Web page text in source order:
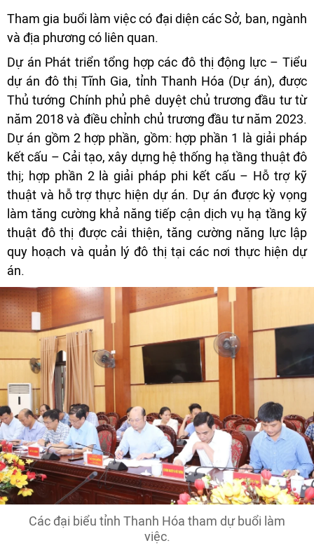
Tham gia buổi làm việc có đại diện các Sở, ban, ngành
và địa phương có liên quan.
Dự án Phát triển tổng hợp các đô thị động lực – Tiểu
dự án đô thị Tĩnh Gia, tỉnh Thanh Hóa (Dự án), được
Thủ tướng Chính phủ phê duyệt chủ trương đầu tư từ
năm 2018 và điều chỉnh chủ trương đầu tư năm 2023.
Dự án gồm 2 hợp phần, gồm: hợp phần 1 là giải pháp
kết cấu – Cải tạo, xây dựng hệ thống hạ tầng thuật đô
thị; hợp phần 2 là giải pháp phi kết cấu – Hỗ trợ kỹ
thuật và hỗ trợ thực hiện dự án. Dự án được kỳ vọng
làm tăng cường khả năng tiếp cận dịch vụ hạ tầng kỹ
thuật đô thị được cải thiện, tăng cường năng lực lập
quy hoạch và quản lý đô thị tại các nơi thực hiện dự
án.
Các đại biểu tỉnh Thanh Hóa tham dự buổi làm
việc.